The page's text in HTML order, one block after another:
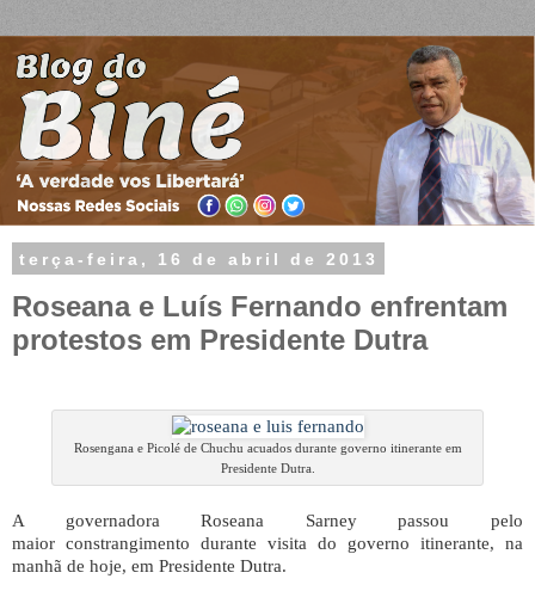
terça-feira, 16 de abril de 2013
Roseana e Luís Fernando enfrentam
protestos em Presidente Dutra
Rosengana e Picolé de Chuchu acuados durante governo itinerante em
Presidente Dutra.
A governadora Roseana Sarney passou pelo
maior constrangimento durante visita do governo itinerante, na
manhã de hoje, em Presidente Dutra.